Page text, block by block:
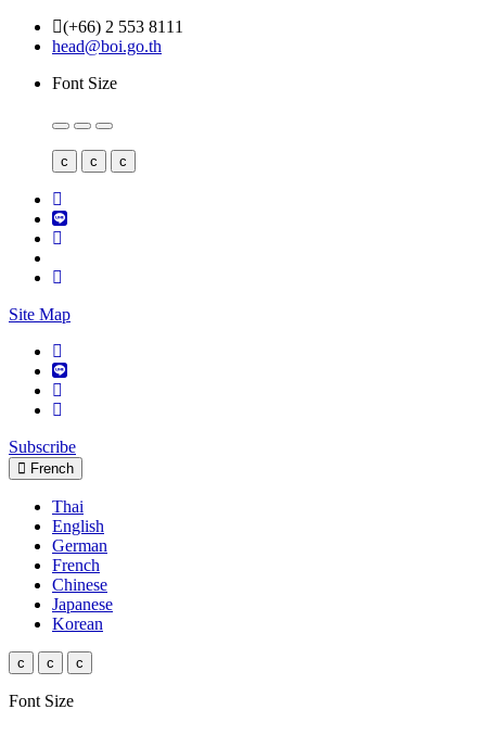
(+66) 2 553 8111
head@boi.go.th
Font Size
c c c
Site Map
Subscribe
French
Thai
English
German
French
Chinese
Japanese
Korean
c c c
Font Size